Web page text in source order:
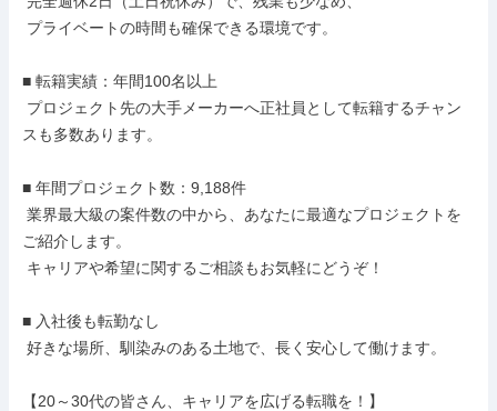
■ 転籍実績：年間100名以上
スも多数あります。
■ 年間プロジェクト数：9,188件
ご紹介します。
■ 入社後も転勤なし
【20～30代の皆さん、キャリアを広げる転職を！】